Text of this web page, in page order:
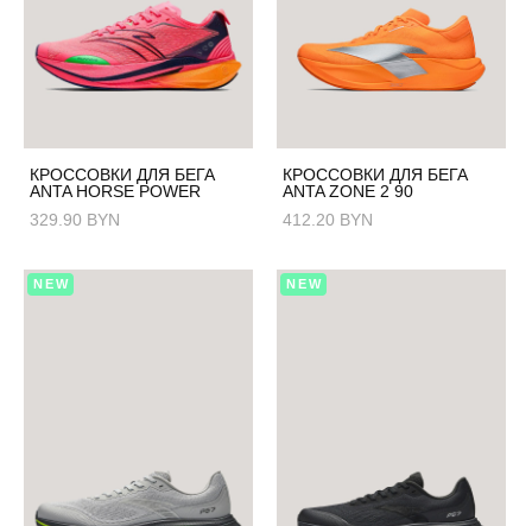
КРОССОВКИ ДЛЯ БЕГА
ANTA HORSE POWER
329.90 BYN
КРОССОВКИ ДЛЯ БЕГА
ANTA ZONE 2 90
412.20 BYN
NEW NEW